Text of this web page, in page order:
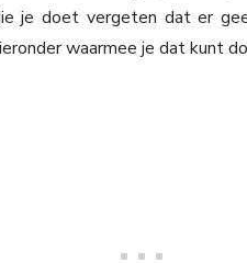
je doet vergeten dat er
waarmee je dat kunt